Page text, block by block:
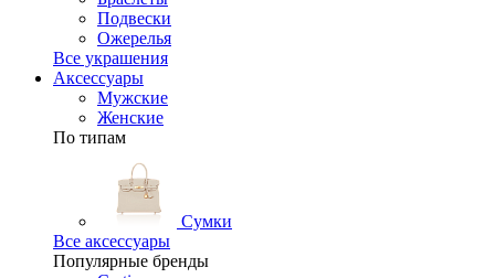
Подвески
Ожерелья
Все украшения
Аксессуары
Мужские
Женские
По типам
Сумки
Все аксессуары
Популярные бренды